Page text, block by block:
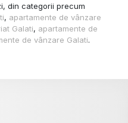
din categorii precum
, apartamente de vânzare
Galati, apartamente de
de vânzare Galati.